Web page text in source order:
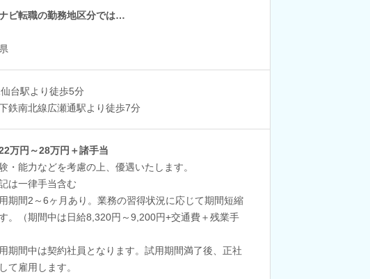
ビ転職の勤務地区分では…
台駅より徒歩5分
鉄南北線広瀬通駅より徒歩7分
万円～28万円＋諸手当
・能力などを考慮の上、優遇いたします。
は一律手当含む
期間2～6ヶ月あり。業務の習得状況に応じて期間短縮
。（期間中は日給8,320円～9,200円+交通費＋残業手
期間中は契約社員となります。試用期間満了後、正社
て雇用します。